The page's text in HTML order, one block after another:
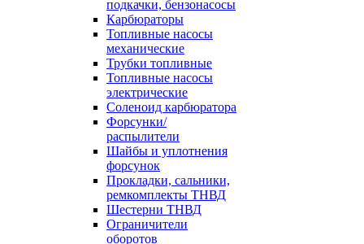
подкачки, бензонасосы
Карбюраторы
Топливные насосы
механические
Трубки топливные
Топливные насосы
электрические
Соленоид карбюратора
Форсунки/
распылители
Шайбы и уплотнения
форсунок
Прокладки, сальники,
ремкомплекты ТНВД
Шестерни ТНВД
Ограничители
оборотов